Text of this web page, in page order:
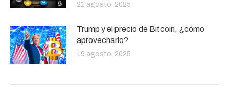
21 agosto, 2025
Trump y el precio de Bitcoin, ¿cómo
aprovecharlo?
19 agosto, 2025